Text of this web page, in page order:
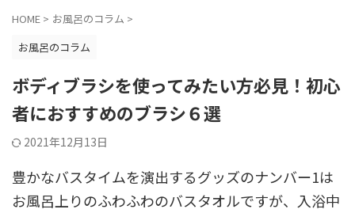
HOME > お風呂のコラム >
お風呂のコラム
ボディブラシを使ってみたい方必見！初心
者におすすめのブラシ６選
2021年12月13日
豊かなバスタイムを演出するグッズのナンバー1は
お風呂上りのふわふわのバスタオルですが、入浴中